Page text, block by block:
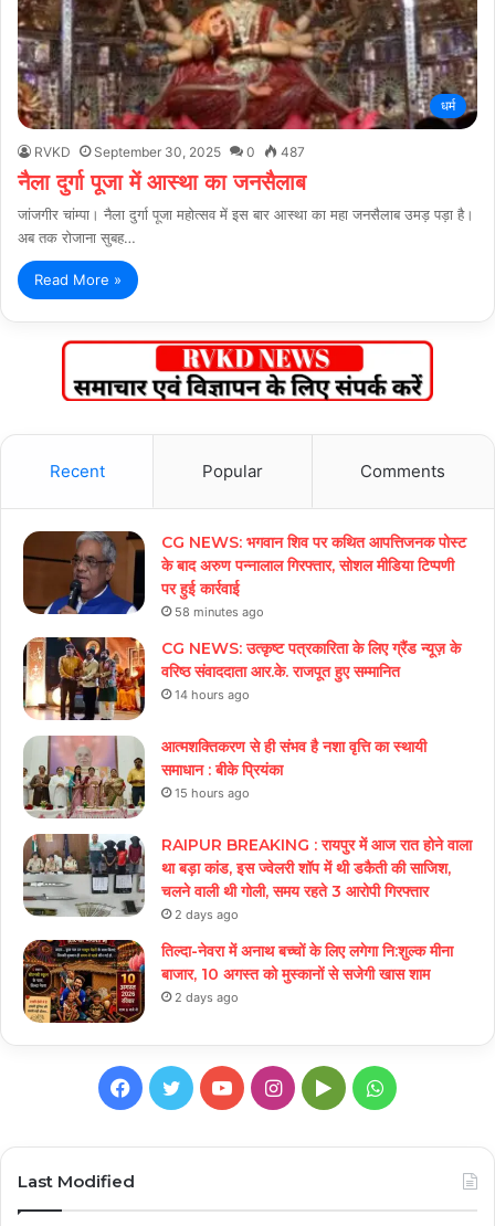
धर्म
RVKD September 30, 2025 0 487
नैला दुर्गा पूजा में आस्था का जनसैलाब
जांजगीर चांम्पा। नैला दुर्गा पूजा महोत्सव में इस बार आस्था का महा जनसैलाब उमड़ पड़ा है।
अब तक रोजाना सुबह…
Read More »
Recent Popular Comments
CG NEWS: भगवान शिव पर कथित आपत्तिजनक पोस्ट
के बाद अरुण पन्नालाल गिरफ्तार, सोशल मीडिया टिप्पणी
पर हुई कार्रवाई
58 minutes ago
CG NEWS: उत्कृष्ट पत्रकारिता के लिए ग्रैंड न्यूज़ के
वरिष्ठ संवाददाता आर.के. राजपूत हुए सम्मानित
14 hours ago
आत्मशक्तिकरण से ही संभव है नशा वृत्ति का स्थायी
समाधान : बीके प्रियंका
15 hours ago
RAIPUR BREAKING : रायपुर में आज रात होने वाला
था बड़ा कांड, इस ज्वेलरी शॉप में थी डकैती की साजिश,
चलने वाली थी गोली, समय रहते 3 आरोपी गिरफ्तार
2 days ago
तिल्दा-नेवरा में अनाथ बच्चों के लिए लगेगा नि:शुल्क मीना
बाजार, 10 अगस्त को मुस्कानों से सजेगी खास शाम
2 days ago
Facebook
TwitterYouTubeInstagram
GoogleWhatsApp
Last Modified